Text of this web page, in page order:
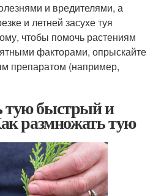
и вредителями, а
и летней засухе туя
чтобы помочь растениям
факторами, опрыскайте
препаратом (например,
тую быстрый и
размножать тую